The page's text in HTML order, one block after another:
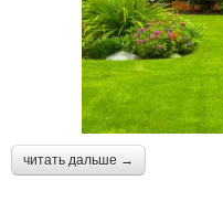
читать дальше →